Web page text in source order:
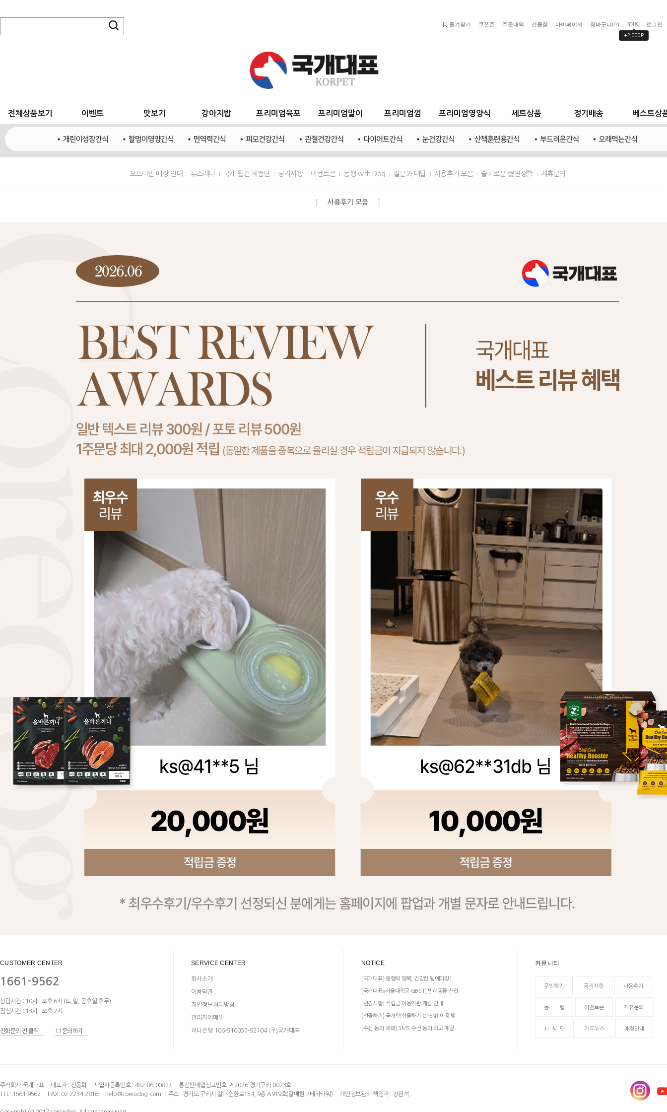
로그인
JOIN
+2,000P
장바구니(0)
마이페이지
선물함
주문내역
쿠폰존
즐겨찾기
전체상품보기 이벤트 맛보기 강아지밥 프리미엄육포 프리미엄말이 프리미엄껌 프리미엄영양식 세트상품 정기배송 베스트상
오프라인 매장 안내 뉴스레터 국개 월간 체험단 공지사항 이벤트존 동행 with Dog 질문과 대답 사용후기 모음 슬기로운 愛견생활 제휴문의
사용후기 모음
CUSTOMER CENTER
1661-9562
상담시간 : 10시 - 오후 6시 (토,일, 공휴일 휴무)
점심시간 : 13시 - 오후 2시
전화문의 전 클릭 1:1문의하기
SERVICE CENTER
회사소개
이용약관
개인정보처리방침
관리자이메일
하나은행 106-910037-92104 (주)국개대표
NOTICE
[국개대표] 동행의 행복, 건강한 웰에이징(
[국개대표x서울대학교 GBST] 반려동물 산업
[변경사항] 적립금 이용약관 개정 안내
[선물하기] 국개템 선물하기 OPEN! 이용 방
[수신 동의 혜택] SMS 수신 동의 하고 매달
커뮤니티
문의하기 공지사항 사용후기
동 행 이벤트존 제휴문의
시 식 단 카드뉴스 매장안내
주식회사 국개대표 대표자 : 신동화 사업자등록번호 : 482-86-00827
통신판매업신고번호: 제2026-경기구리-0023호
TEL: 1661-9562
FAX: 02-2234-2816 help@coreadog.com 주소 : 경기도 구리시 갈매순환로154, 9층 A919호(갈매현대테라타워) 개인정보관리 책임자 : 정원석